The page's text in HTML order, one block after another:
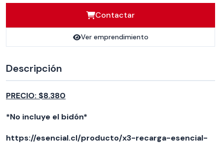
Contactar
Ver emprendimiento
Descripción
PRECIO: $8.380
*No incluye el bidón*
https://esencial.cl/producto/x3-recarga-esencial-